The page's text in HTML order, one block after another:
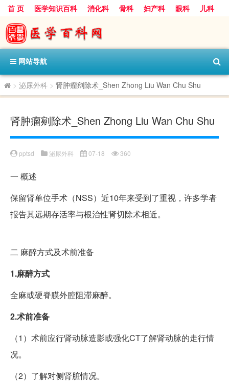
首 页 医学知识百科 消化科 骨科 妇产科 眼科
儿科
心血管病科
呼吸科 神经科
内分泌科
口腔科
网站导航
> 泌尿外科 > 肾肿瘤剜除术_Shen Zhong Liu Wan Chu Shu
肾肿瘤剜除术_Shen Zhong Liu Wan Chu Shu
pptsd 泌尿外科 07-18 360
一 概述
保留肾单位手术（NSS）近10年来受到了重视，许多学者
报告其远期存活率与根治性肾切除术相近。
二 麻醉方式及术前准备
1.麻醉方式
全麻或硬脊膜外腔阻滞麻醉。
2.术前准备
（1）术前应行肾动脉造影或强化CT了解肾动脉的走行情
况。
（2）了解对侧肾脏情况。